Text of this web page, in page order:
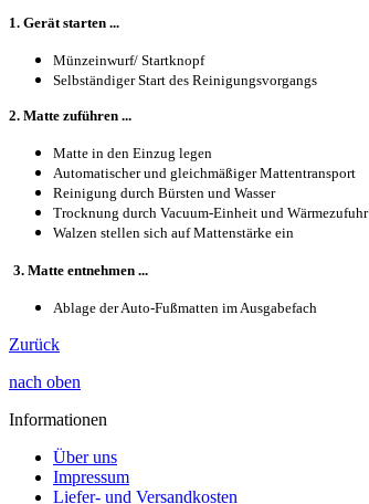
1. Gerät starten ...
Münzeinwurf/ Startknopf
Selbständiger Start des Reinigungsvorgangs
2. Matte zuführen ...
Matte in den Einzug legen
Automatischer und gleichmäßiger Mattentransport
Reinigung durch Bürsten und Wasser
Trocknung durch Vacuum-Einheit und Wärmezufuhr
Walzen stellen sich auf Mattenstärke ein
3. Matte entnehmen ...
Ablage der Auto-Fußmatten im Ausgabefach
Zurück
nach oben
Informationen
Über uns
Impressum
Liefer- und Versandkosten